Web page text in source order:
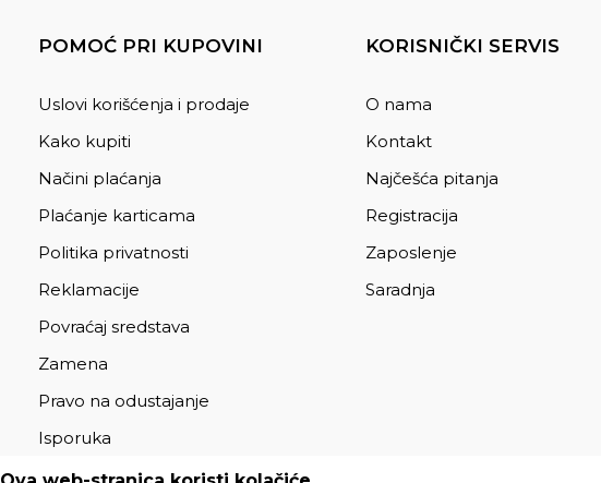
POMOĆ PRI KUPOVINI
Uslovi korišćenja i prodaje
Kako kupiti
Načini plaćanja
Plaćanje karticama
Politika privatnosti
Reklamacije
Povraćaj sredstava
Zamena
Pravo na odustajanje
Isporuka
KORISNIČKI SERVIS
O nama
Kontakt
Najčešća pitanja
Registracija
Zaposlenje
Saradnja